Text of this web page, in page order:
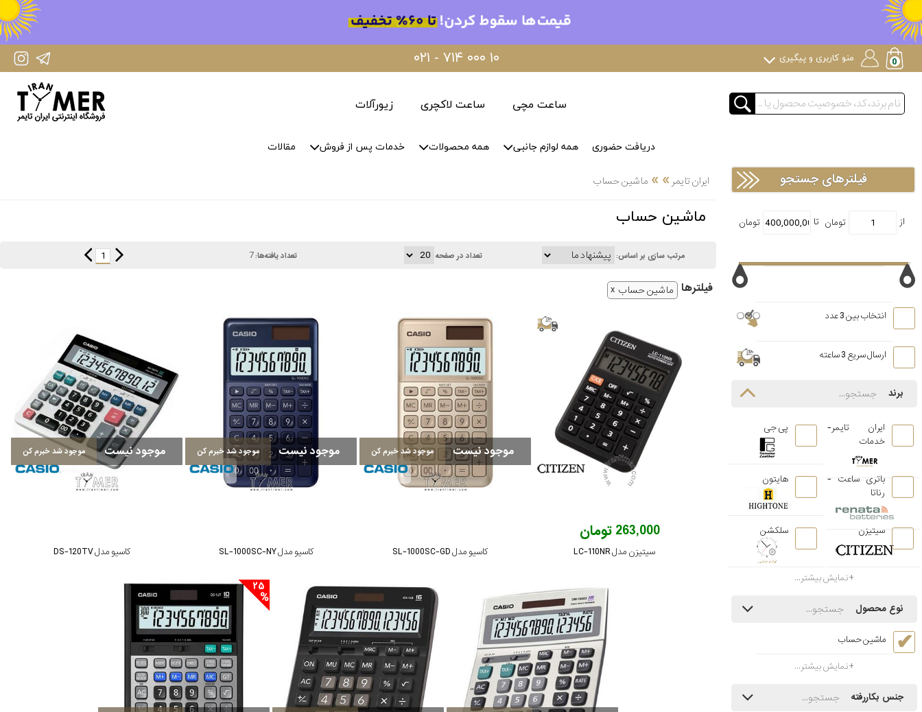
IranTimer Instagram Page ۰۲۱ - ۷۱۴ ۰۰۰ ۱۰ منو کاربری و پیگیری
ساعت مچی ساعت لاکچری زیورآلات
دریافت حضوری همه لوازم جانبی همه محصولات خدمات پس از فروش مقالات
ایران تایمر »
» ماشین حساب
ماشین حساب
مرتب سازی بر اساس: تعداد در صفحه تعداد یافته‌ها:7
1
فیلتر‌ها ماشین حساب
263,000 تومان
سیتیزن مدل LC-110NR
موجود نیست موجود شد خبرم کن
کاسیو مدل SL-1000SC-GD
موجود نیست موجود شد خبرم کن
کاسیو مدل SL-1000SC-NY
موجود نیست موجود شد خبرم کن
کاسیو مدل DS-120TV
فیلترهای جستجو
انتخاب بین 3 عدد
ارسال سریع 3 ساعته
برند
ایران تایمر-
خدمات
پی جی
باتری ساعت -
رناتا
هایتون
سیتیزن سلکشن
نمایش بیشتر...
نوع محصول
ماشین حساب
نمایش بیشتر...
جنس بکاررفته